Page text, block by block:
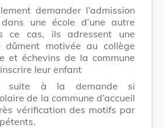
demander l’admission
une école d’une autre
ce cas, ils adressent une
dûment motivée au collège
et échevins de la commune
leur enfant
suite à la demande si
de la commune d’accueil
vérification des motifs par